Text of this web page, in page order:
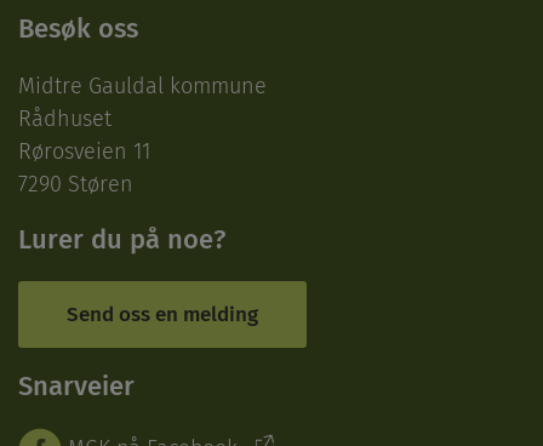
Besøk oss
Midtre Gauldal kommune
Rådhuset
Rørosveien 11
7290 Støren
Lurer du på noe?
Send oss en melding
Snarveier